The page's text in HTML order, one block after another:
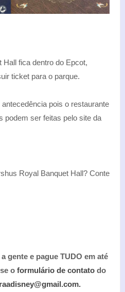
fica dentro do Epcot,
ticket para o parque.
pois o restaurante
podem ser feitas pelo site da
Royal Banquet Hall? Conte
gente e pague TUDO em até
o formulário de contatodo